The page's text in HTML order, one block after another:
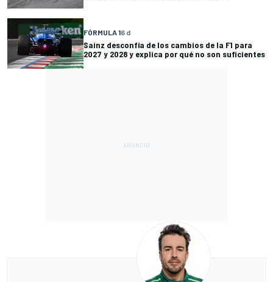
FÓRMULA 16 d
Sainz desconfía de los cambios de la F1 para
2027 y 2028 y explica por qué no son suficientes